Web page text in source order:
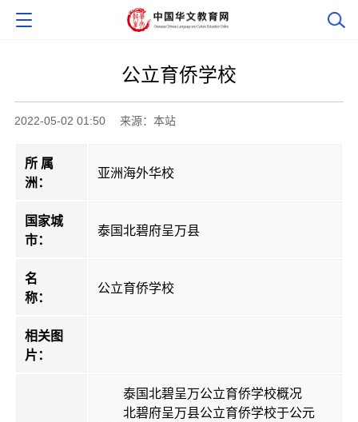
公立育侨学校
2022-05-02 01:50 来源：本站
所 属
洲：
亚洲海外华校
国家城
市：
泰国北碧府呈万县
名
称：
公立育侨学校
相关图
片：
泰国北碧呈万公立育侨学校概况
北碧府呈万县公立育侨学校于公元